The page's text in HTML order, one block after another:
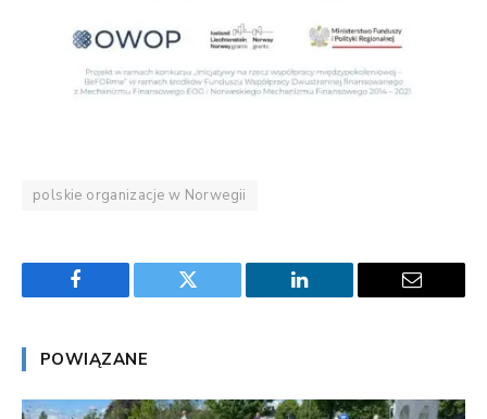
polskie organizacje w Norwegii
Facebook Twitter LinkedIn Email
POWIĄZANE